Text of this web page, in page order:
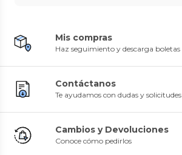
Mis compras
Haz seguimiento y descarga boletas
Contáctanos
Te ayudamos con dudas y solicitudes
Cambios y Devoluciones
Conoce cómo pedirlos